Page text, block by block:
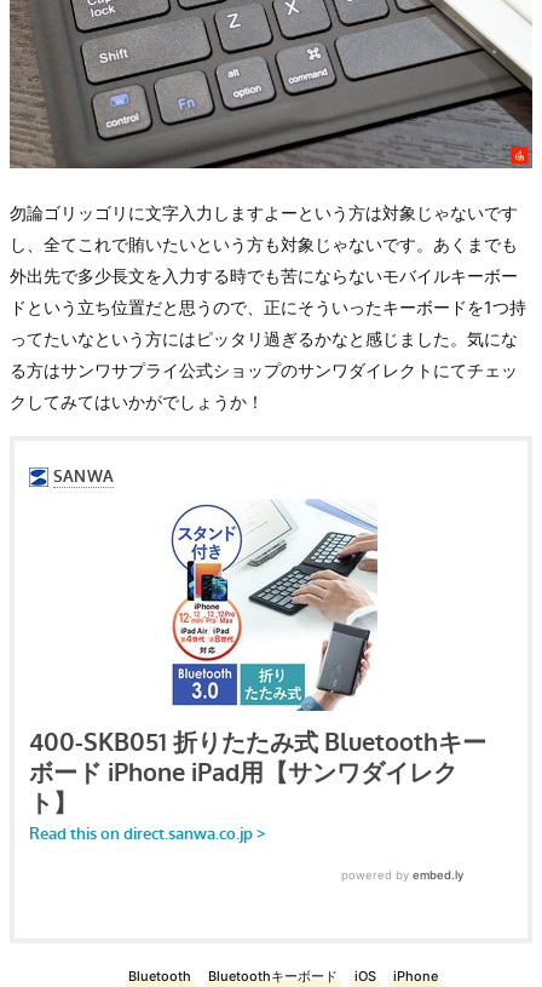
勿論ゴリッゴリに文字入力しますよーという方は対象じゃないです
し、全てこれで賄いたいという方も対象じゃないです。あくまでも
外出先で多少長文を入力する時でも苦にならないモバイルキーボー
ドという立ち位置だと思うので、正にそういったキーボードを1つ持
ってたいなという方にはピッタリ過ぎるかなと感じました。気にな
る方はサンワサプライ公式ショップのサンワダイレクトにてチェッ
クしてみてはいかがでしょうか！
Bluetooth Bluetoothキーボード iOS
iPhone